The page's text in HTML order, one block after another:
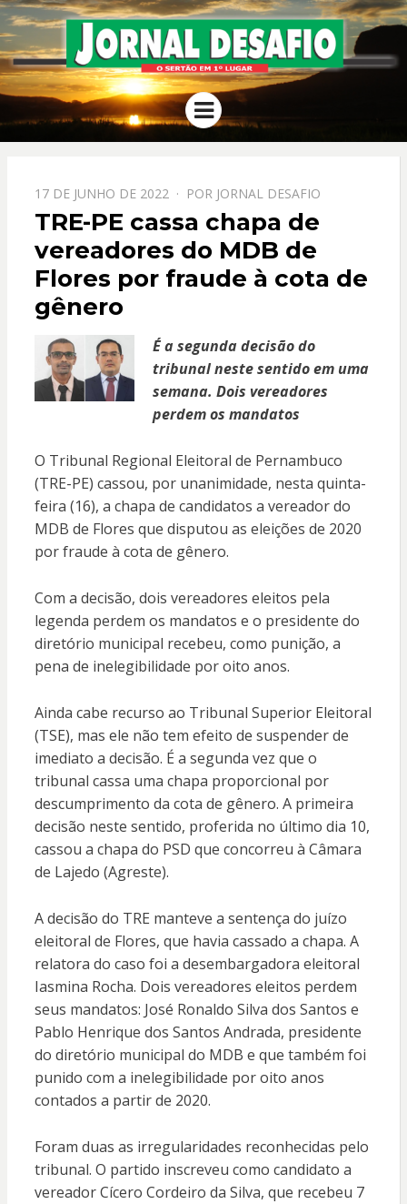
JORNAL
DESAFIO
O Sertão em 1º Lugar
Menu
PPOSTADO
EM
17 DE JUNHO DE 2022 POR JORNAL DESAFIO
TRE-PE cassa chapa de
vereadores do MDB de
Flores por fraude à cota de
gênero
É a segunda decisão do
tribunal neste sentido em uma
semana. Dois vereadores
perdem os mandatos
O Tribunal Regional Eleitoral de Pernambuco
(TRE-PE) cassou, por unanimidade, nesta quinta-
feira (16), a chapa de candidatos a vereador do
MDB de Flores que disputou as eleições de 2020
por fraude à cota de gênero.
Com a decisão, dois vereadores eleitos pela
legenda perdem os mandatos e o presidente do
diretório municipal recebeu, como punição, a
pena de inelegibilidade por oito anos.
Ainda cabe recurso ao Tribunal Superior Eleitoral
(TSE), mas ele não tem efeito de suspender de
imediato a decisão. É a segunda vez que o
tribunal cassa uma chapa proporcional por
descumprimento da cota de gênero. A primeira
decisão neste sentido, proferida no último dia 10,
cassou a chapa do PSD que concorreu à Câmara
de Lajedo (Agreste).
A decisão do TRE manteve a sentença do juízo
eleitoral de Flores, que havia cassado a chapa. A
relatora do caso foi a desembargadora eleitoral
Iasmina Rocha. Dois vereadores eleitos perdem
seus mandatos: José Ronaldo Silva dos Santos e
Pablo Henrique dos Santos Andrada, presidente
do diretório municipal do MDB e que também foi
punido com a inelegibilidade por oito anos
contados a partir de 2020.
Foram duas as irregularidades reconhecidas pelo
tribunal. O partido inscreveu como candidato a
vereador Cícero Cordeiro da Silva, que recebeu 7